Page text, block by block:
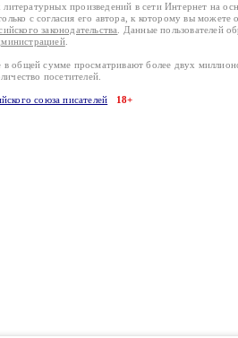
произведений в сети Интернет на
с согласия его автора, к которому вы можете
законодательства . Данные пользователей
.
общей сумме просматривают более двух
посетителей.
союза писателей 18+